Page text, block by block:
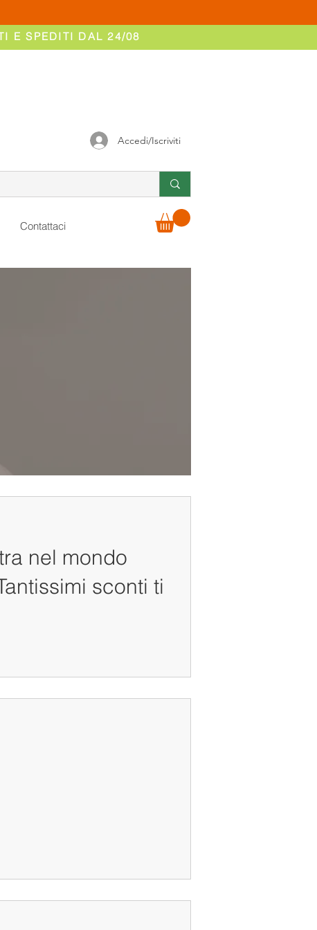
E SPEDITI DAL 24/08
Accedi/Iscriviti
Contattaci
nel mondo
sconti ti